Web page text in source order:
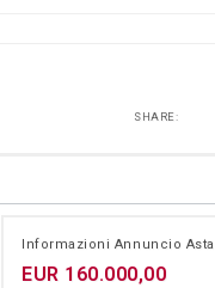
SHARE:
Informazioni Annuncio Asta
EUR 160.000,00